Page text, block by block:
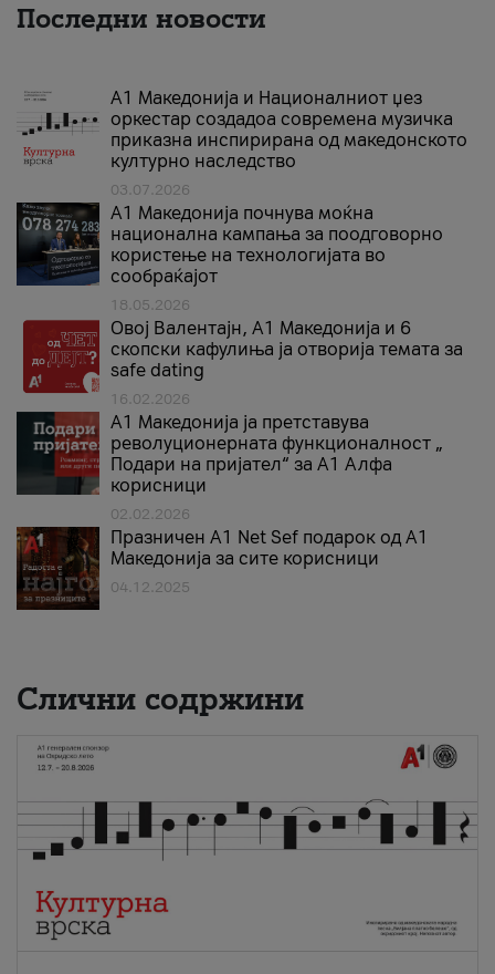
Последни новости
А1 Македонија и Националниот џез
оркестар создадоа современа музичка
приказна инспирирана од македонското
културно наследство
03.07.2026
A1 Македонија почнува моќна
национална кампања за поодговорно
користење на технологијата во
сообраќајот
18.05.2026
Овој Валентајн, A1 Македонија и 6
скопски кафулиња ја отворија темата за
safe dating
16.02.2026
А1 Македонија ја претставува
револуционерната функционалност „
Подари на пријател“ за А1 Алфа
корисници
02.02.2026
Празничен A1 Net Sеf подарок од А1
Македонија за сите корисници
04.12.2025
Слични содржини